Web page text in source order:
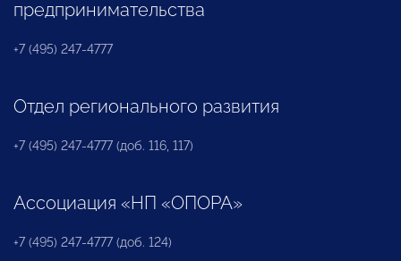
предпринимательства
+7 (495) 247-4777
Отдел регионального развития
+7 (495) 247-4777 (доб. 116, 117)
Ассоциация «НП «ОПОРА»
+7 (495) 247-4777 (доб. 124)